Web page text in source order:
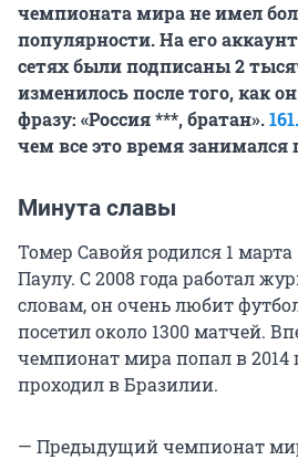
чемпионата мира не имел
популярности. На его
сетях были подписаны2
изменилось после того, как
фразу: «Россия ***, братан».
чем все это время занимался
Минута славы
Томер Савойя родился 1 марта
Паулу. С 2008 года работал
словам, он очень любит
посетил около 1300 матчей.
чемпионат мира попал в 2014
проходил в Бразилии.
— Предыдущий чемпионат